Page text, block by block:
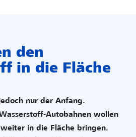
den
in die Fläche
nur der Anfang.
Autobahnen wollen
in die Fläche bringen.